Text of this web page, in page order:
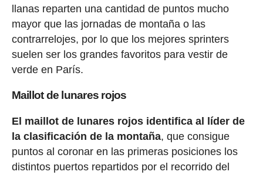
llanas reparten una cantidad de puntos mucho
mayor que las jornadas de montaña o las
contrarrelojes, por lo que los mejores sprinters
suelen ser los grandes favoritos para vestir de
verde en París.
Maillot de lunares rojos
El maillot de lunares rojos identifica al líder de
la clasificación de la montaña, que consigue
puntos al coronar en las primeras posiciones los
distintos puertos repartidos por el recorrido del